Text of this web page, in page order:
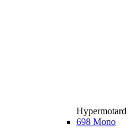
Hypermotard
698 Mono